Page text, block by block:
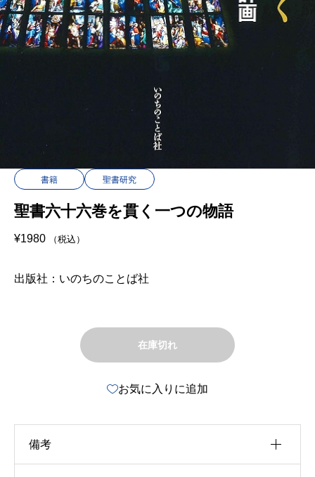
書籍 聖書研究
聖書六十六巻を貫く一つの物語
¥1980 （税込）
出版社：いのちのことば社
在庫切れ
お気に入りに追加
備考